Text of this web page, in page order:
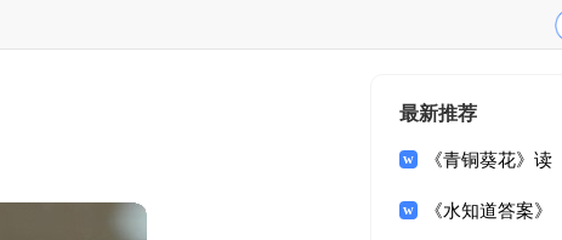
最新推荐
《青铜葵花》读
后感合集15篇
《水知道答案》